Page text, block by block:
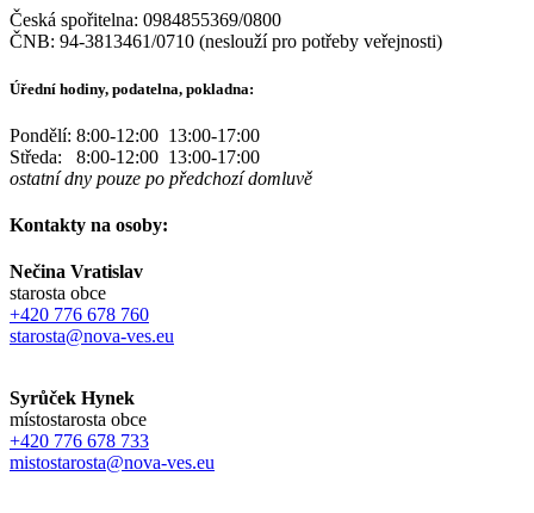
Česká spořitelna: 0984855369/0800
ČNB: 94-3813461/0710 (neslouží pro potřeby veřejnosti)
Úřední hodiny, podatelna, pokladna:
Pondělí: 8:00-12:00 13:00-17:00
Středa: 8:00-12:00 13:00-17:00
ostatní dny pouze po předchozí domluvě
Kontakty na osoby:
Nečina Vratislav
starosta obce
+420 776 678 760
starosta@nova-ves.eu
Syrůček Hynek
místostarosta obce
+420 776 678 733
mistostarosta@nova-ves.eu